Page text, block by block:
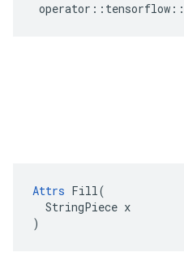
operator :: tensorflow ::
Attrs Fill(
  StringPiece x
)